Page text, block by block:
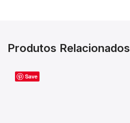
Produtos Relacionados
Save